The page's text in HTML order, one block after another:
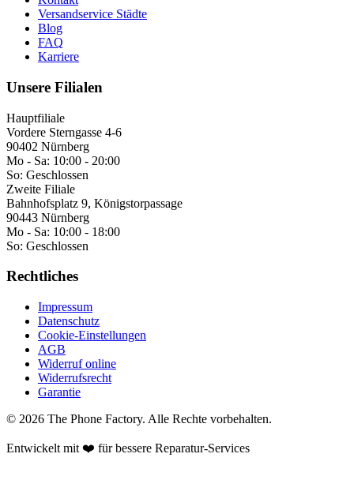
Versandservice Städte
Blog
FAQ
Karriere
Unsere Filialen
Hauptfiliale
Vordere Sterngasse 4-6
90402 Nürnberg
Mo - Sa: 10:00 - 20:00
So: Geschlossen
Zweite Filiale
Bahnhofsplatz 9, Königstorpassage
90443 Nürnberg
Mo - Sa: 10:00 - 18:00
So: Geschlossen
Rechtliches
Impressum
Datenschutz
Cookie-Einstellungen
AGB
Widerruf online
Widerrufsrecht
Garantie
© 2026 The Phone Factory. Alle Rechte vorbehalten.
Entwickelt mit ❤️ für bessere Reparatur-Services